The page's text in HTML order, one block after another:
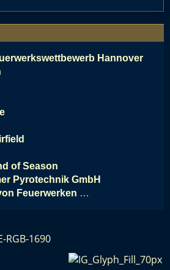
Hannover
of Season
Pyrotechnik GmbH
Feuerwerken …